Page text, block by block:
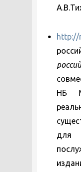
http://
НБ
для